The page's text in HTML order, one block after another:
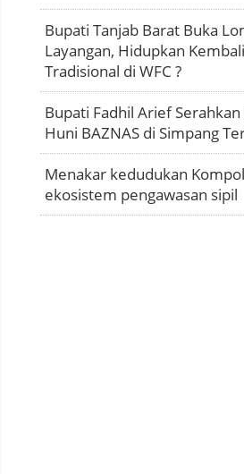
Bupati Tanjab Barat Buka
Layangan, Hidupkan
Tradisional di WFC ?
Bupati Fadhil Arief
Huni BAZNAS di Simpang
Menakar kedudukan
ekosistem pengawasan sipil